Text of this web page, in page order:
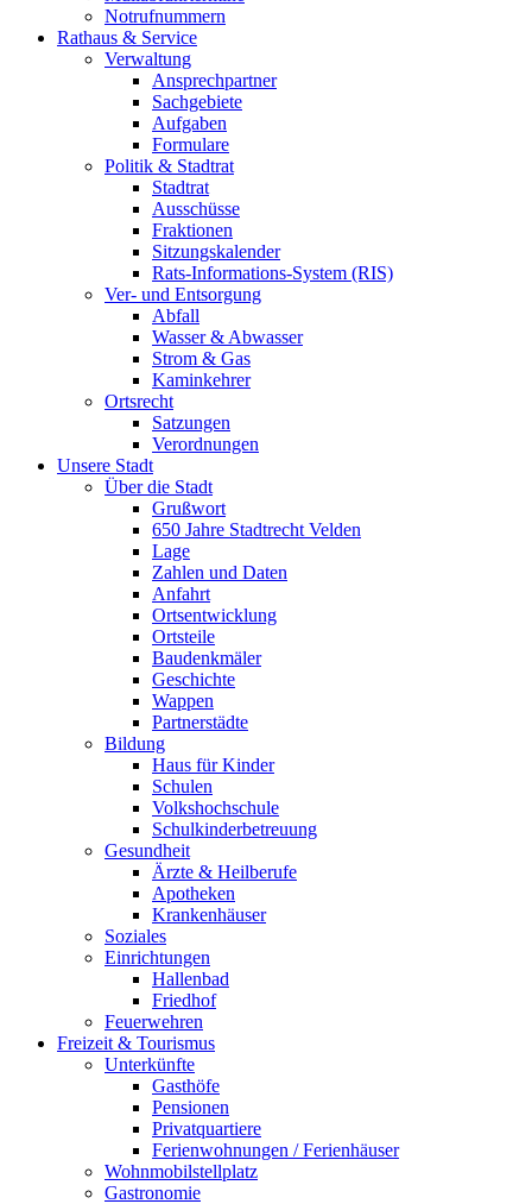
Notrufnummern
Rathaus & Service
Verwaltung
Ansprechpartner
Sachgebiete
Aufgaben
Formulare
Politik & Stadtrat
Stadtrat
Ausschüsse
Fraktionen
Sitzungskalender
Rats-Informations-System (RIS)
Ver- und Entsorgung
Abfall
Wasser & Abwasser
Strom & Gas
Kaminkehrer
Ortsrecht
Satzungen
Verordnungen
Unsere Stadt
Über die Stadt
Grußwort
650 Jahre Stadtrecht Velden
Lage
Zahlen und Daten
Anfahrt
Ortsentwicklung
Ortsteile
Baudenkmäler
Geschichte
Wappen
Partnerstädte
Bildung
Haus für Kinder
Schulen
Volkshochschule
Schulkinderbetreuung
Gesundheit
Ärzte & Heilberufe
Apotheken
Krankenhäuser
Soziales
Einrichtungen
Hallenbad
Friedhof
Feuerwehren
Freizeit & Tourismus
Unterkünfte
Gasthöfe
Pensionen
Privatquartiere
Ferienwohnungen / Ferienhäuser
Wohnmobilstellplatz
Gastronomie